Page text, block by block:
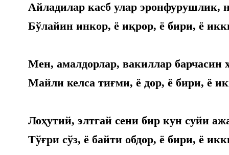
Айладилар касб улар эронфурушлик,
Бўлайин инкор, ё иқрор, ё бири, ё
Мен, амалдорлар, вакиллар барчасин
Майли келса тиғми, ё дор, ё бири, ё
Лоҳутий, элтгай сени бир кун суйи
Тўғри сўз, ё байти обдор, ё бири, ё